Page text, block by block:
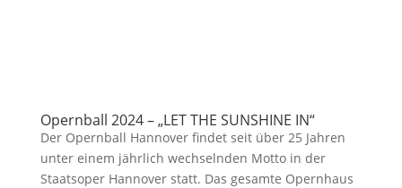
Opernball 2024 – „LET THE SUNSHINE IN“
Der Opernball Hannover findet seit über 25 Jahren
unter einem jährlich wechselnden Motto in der
Staatsoper Hannover statt. Das gesamte Opernhaus